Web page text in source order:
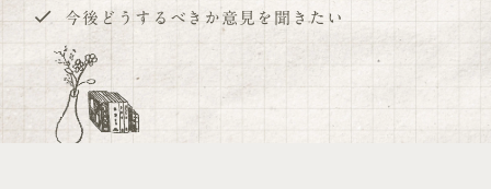
今後どうするべきか意見を聞きたい